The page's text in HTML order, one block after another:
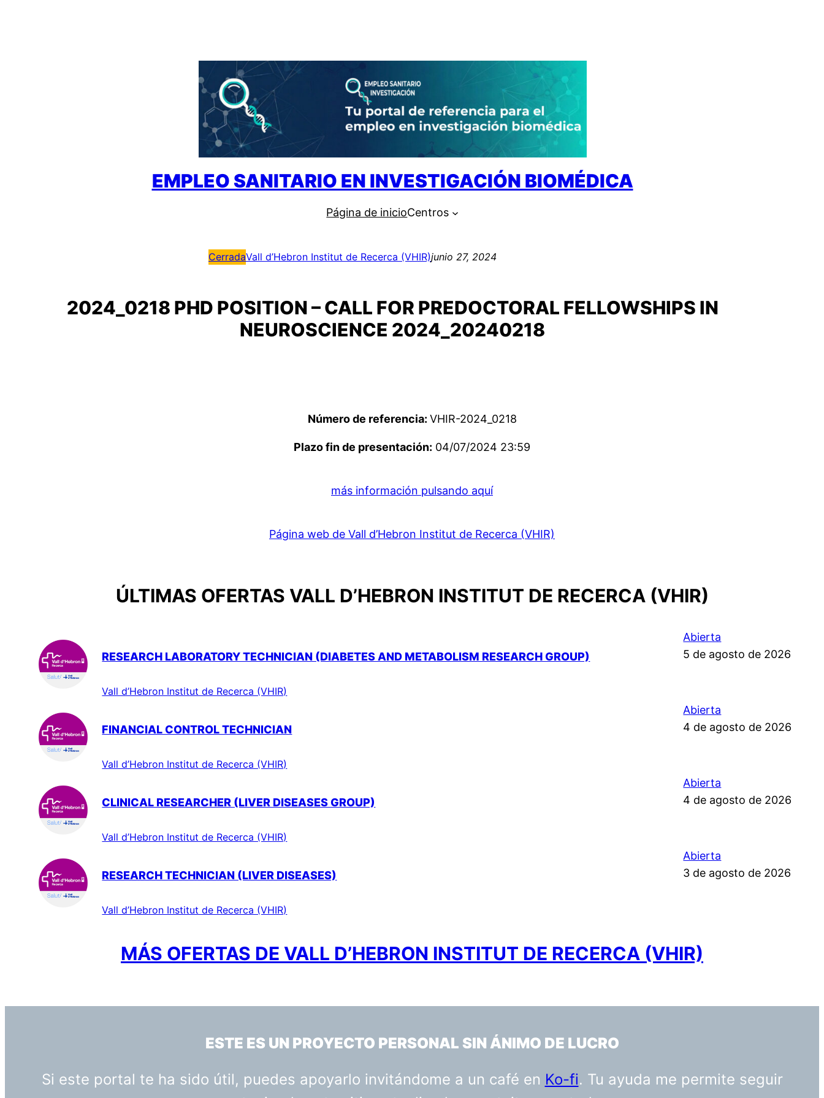
EMPLEO SANITARIO EN INVESTIGACIÓN BIOMÉDICA
Página de inicioCentros
CerradaVall d’Hebron Institut de Recerca (VHIR)junio 27, 2024
2024_0218 PHD POSITION – CALL FOR PREDOCTORAL FELLOWSHIPS IN
NEUROSCIENCE 2024_20240218
Número de referencia: VHIR-2024_0218
Plazo fin de presentación: 04/07/2024 23:59
más información pulsando aquí
Página web de Vall d’Hebron Institut de Recerca (VHIR)
ÚLTIMAS OFERTAS VALL D’HEBRON INSTITUT DE RECERCA (VHIR)
RESEARCH LABORATORY TECHNICIAN (DIABETES AND METABOLISM RESEARCH GROUP)
Vall d’Hebron Institut de Recerca (VHIR)
Abierta
5 de agosto de 2026
FINANCIAL CONTROL TECHNICIAN
Vall d’Hebron Institut de Recerca (VHIR)
Abierta
4 de agosto de 2026
CLINICAL RESEARCHER (LIVER DISEASES GROUP)
Vall d’Hebron Institut de Recerca (VHIR)
Abierta
4 de agosto de 2026
RESEARCH TECHNICIAN (LIVER DISEASES)
Vall d’Hebron Institut de Recerca (VHIR)
Abierta
3 de agosto de 2026
MÁS OFERTAS DE VALL D’HEBRON INSTITUT DE RECERCA (VHIR)
ESTE ES UN PROYECTO PERSONAL SIN ÁNIMO DE LUCRO
Si este portal te ha sido útil, puedes apoyarlo invitándome a un café en Ko-fi. Tu ayuda me permite seguir